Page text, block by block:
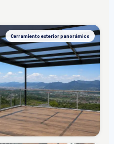
Cerramiento exterior panorámico